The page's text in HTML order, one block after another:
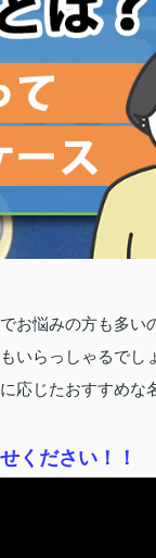
お悩みの方も多い
いらっしゃるでし
応じたおすすめな
ください！！